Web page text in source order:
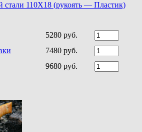
110Х18 (рукоять — Пластик)
5280 руб.
7480 руб.
9680 руб.